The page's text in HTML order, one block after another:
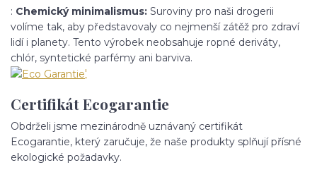
: Chemický minimalismus: Suroviny pro naši drogerii
volíme tak, aby představovaly co nejmenší zátěž pro zdraví
lidí i planety. Tento výrobek neobsahuje ropné deriváty,
chlór, syntetické parfémy ani barviva.
'
Certifikát Ecogarantie
Obdrželi jsme mezinárodně uznávaný certifikát
Ecogarantie, který zaručuje, že naše produkty splňují přísné
ekologické požadavky.